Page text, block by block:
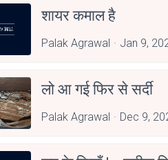
शायर कमाल है
Palak Agrawal Jan 9,
लो आ गई फिर से सर्दी
Palak Agrawal Dec 9,